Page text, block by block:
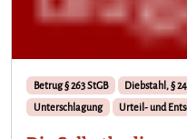
Betrug § 263 StGB Diebstahl, §
Unterschlagung
Urteil- und